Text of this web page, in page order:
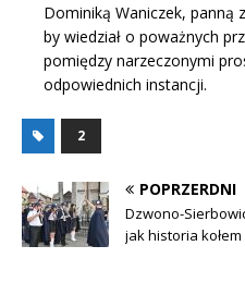
Dominiką Waniczek, panną
by wiedział o poważnych
pomiędzy narzeczonymi
odpowiednich instancji.
2
POPRZERDNI
Dzwono-
jak historia